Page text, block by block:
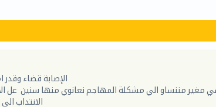
الإصابة قضاء
مغير مننساو الي مشكلة المهاجم نعانوي منها سنين عل
الانتداب